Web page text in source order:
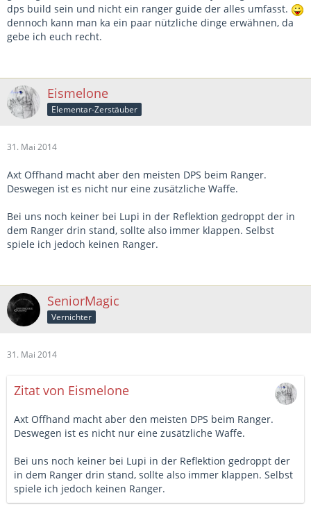
dps build sein und nicht ein ranger guide der alles umfasst.
dennoch kann man ka ein paar nützliche dinge erwähnen, da
gebe ich euch recht.
Eismelone
Elementar-Zerstäuber
31. Mai 2014
Axt Offhand macht aber den meisten DPS beim Ranger.
Deswegen ist es nicht nur eine zusätzliche Waffe.
Bei uns noch keiner bei Lupi in der Reflektion gedroppt der in
dem Ranger drin stand, sollte also immer klappen. Selbst
spiele ich jedoch keinen Ranger.
SeniorMagic
Vernichter
31. Mai 2014
Zitat von Eismelone
Axt Offhand macht aber den meisten DPS beim Ranger.
Deswegen ist es nicht nur eine zusätzliche Waffe.
Bei uns noch keiner bei Lupi in der Reflektion gedroppt der
in dem Ranger drin stand, sollte also immer klappen. Selbst
spiele ich jedoch keinen Ranger.